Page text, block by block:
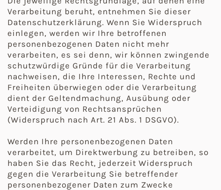
Verarbeitung beruht, entnehmen Sie dieser
Datenschutzerklärung. Wenn Sie Widerspruch
einlegen, werden wir Ihre betroffenen
personenbezogenen Daten nicht mehr
verarbeiten, es sei denn, wir können zwingende
schutzwürdige Gründe für die Verarbeitung
nachweisen, die Ihre Interessen, Rechte und
Freiheiten überwiegen oder die Verarbeitung
dient der Geltendmachung, Ausübung oder
Verteidigung von Rechtsansprüchen
(Widerspruch nach Art. 21 Abs. 1 DSGVO).
Werden Ihre personenbezogenen Daten
verarbeitet, um Direktwerbung zu betreiben, so
haben Sie das Recht, jederzeit Widerspruch
gegen die Verarbeitung Sie betreffender
personenbezogener Daten zum Zwecke